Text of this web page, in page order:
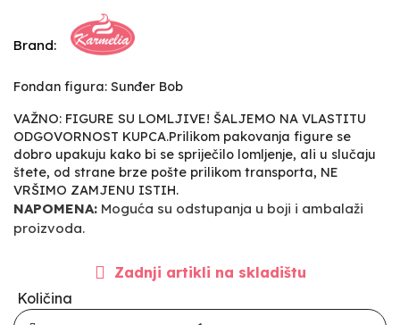
Brand:
Fondan figura: Sunđer Bob
VAŽNO: FIGURE SU LOMLJIVE! ŠALJEMO NA VLASTITU
ODGOVORNOST KUPCA.Prilikom pakovanja figure se
dobro upakuju kako bi se spriječilo lomljenje, ali u slučaju
štete, od strane brze pošte prilikom transporta, NE
VRŠIMO ZAMJENU ISTIH.
NAPOMENA: Moguća su odstupanja u boji i ambalaži
proizvoda.
Zadnji artikli na skladištu
Količina